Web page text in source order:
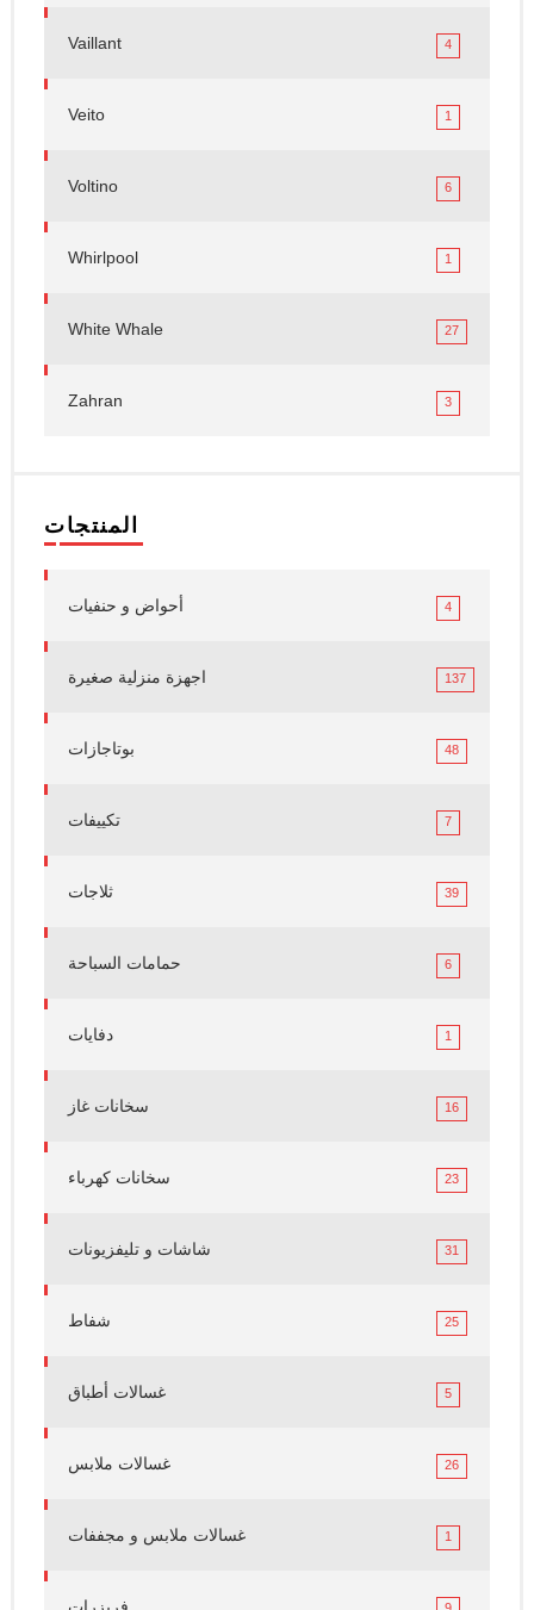
Vaillant 4
Veito 1
Voltino 6
Whirlpool 1
White Whale 27
Zahran 3
المنتجات
أحواض و حنفيات 4
اجهزة منزلية صغيرة 137
بوتاجازات 48
تكييفات 7
ثلاجات 39
حمامات السباحة 6
دفايات 1
سخانات غاز 16
سخانات كهرباء 23
شاشات و تليفزيونات 31
شفاط 25
غسالات أطباق 5
غسالات ملابس 26
غسالات ملابس و مجففات 1